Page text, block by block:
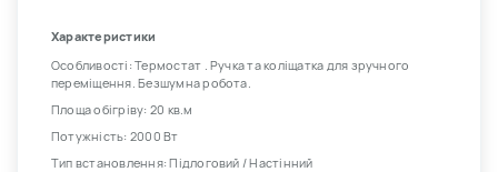
Характеристики
Особливості: Термостат . Ручка та коліщатка для зручного
переміщення. Безшумна робота.
Площа обігріву: 20 кв.м
Потужність: 2000 Вт
Тип встановлення: Підлоговий / Настінний